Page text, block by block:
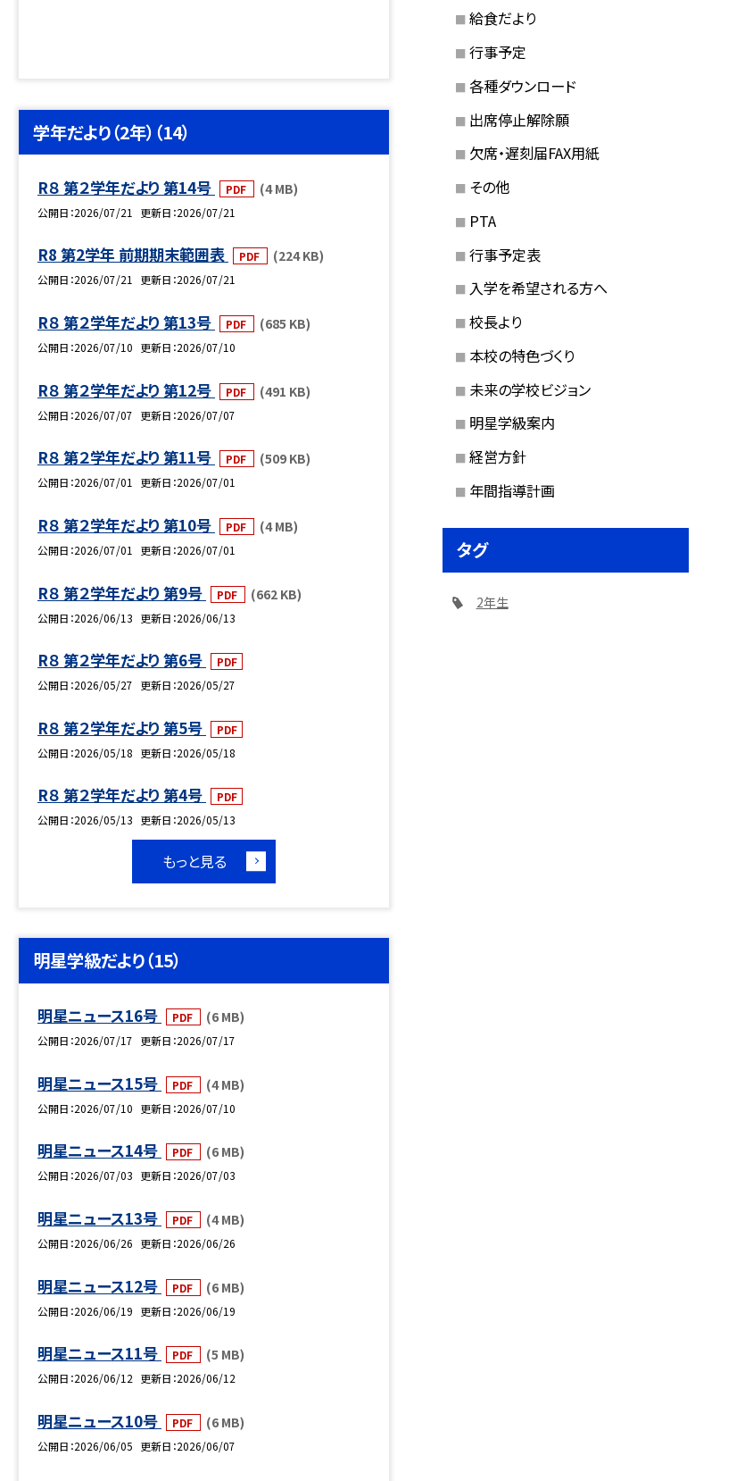
学年だより（2年）（14）
R８ 第２学年だより 第14号 PDF (4 MB)
公開日 2026/07/21 更新日 2026/07/21
R8 第2学年 前期期末範囲表 PDF (224 KB)
公開日 2026/07/21 更新日 2026/07/21
R８ 第２学年だより 第13号 PDF (685 KB)
公開日 2026/07/10 更新日 2026/07/10
R８ 第２学年だより 第12号 PDF (491 KB)
公開日 2026/07/07 更新日 2026/07/07
R８ 第２学年だより 第11号 PDF (509 KB)
公開日 2026/07/01 更新日 2026/07/01
R８ 第２学年だより 第10号 PDF (4 MB)
公開日 2026/07/01 更新日 2026/07/01
R８ 第２学年だより 第9号 PDF (662 KB)
公開日 2026/06/13 更新日 2026/06/13
R８ 第２学年だより 第6号
PDF
公開日 2026/05/27 更新日 2026/05/27
R８ 第２学年だより 第5号
PDF
公開日 2026/05/18 更新日 2026/05/18
R８ 第２学年だより 第4号
PDF
公開日 2026/05/13 更新日 2026/05/13
もっと見る
明星学級だより（15）
明星ニュース16号 PDF (6 MB)
公開日 2026/07/17 更新日 2026/07/17
明星ニュース15号 PDF (4 MB)
公開日 2026/07/10 更新日 2026/07/10
明星ニュース14号 PDF (6 MB)
公開日 2026/07/03 更新日 2026/07/03
明星ニュース13号 PDF (4 MB)
公開日 2026/06/26 更新日 2026/06/26
明星ニュース12号 PDF (6 MB)
公開日 2026/06/19 更新日 2026/06/19
明星ニュース11号 PDF (5 MB)
公開日 2026/06/12 更新日 2026/06/12
明星ニュース10号 PDF (6 MB)
公開日 2026/06/05 更新日 2026/06/07
給食だより
行事予定
各種ダウンロード
出席停止解除願
欠席・遅刻届FAX用紙
その他
PTA
行事予定表
入学を希望される方へ
校長より
本校の特色づくり
未来の学校ビジョン
明星学級案内
経営方針
年間指導計画
タグ
2年生